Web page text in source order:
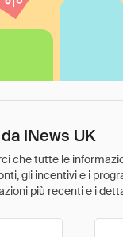
iNews UK
che tutte le
gli incentivi e i
più recenti e i